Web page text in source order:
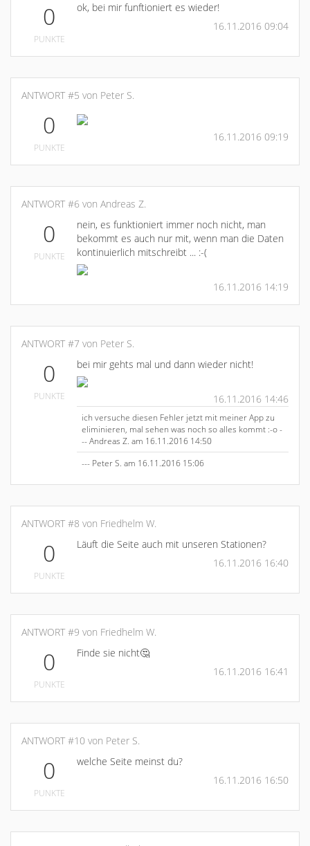
0
PUNKTE
ok, bei mir funftioniert es wieder!
16.11.2016 09:04
ANTWORT #5 von Peter S.
0
PUNKTE
16.11.2016 09:19
ANTWORT #6 von Andreas Z.
0
PUNKTE
nein, es funktioniert immer noch nicht, man
bekommt es auch nur mit, wenn man die Daten
kontinuierlich mitschreibt ... :-(
16.11.2016 14:19
ANTWORT #7 von Peter S.
0
PUNKTE
bei mir gehts mal und dann wieder nicht!
16.11.2016 14:46
ich versuche diesen Fehler jetzt mit meiner App zu
eliminieren, mal sehen was noch so alles kommt :-o -
-- Andreas Z. am 16.11.2016 14:50
--- Peter S. am 16.11.2016 15:06
ANTWORT #8 von Friedhelm W.
0
PUNKTE
Läuft die Seite auch mit unseren Stationen?
16.11.2016 16:40
ANTWORT #9 von Friedhelm W.
0
PUNKTE
Finde sie nicht🤔
16.11.2016 16:41
ANTWORT #10 von Peter S.
0
PUNKTE
welche Seite meinst du?
16.11.2016 16:50